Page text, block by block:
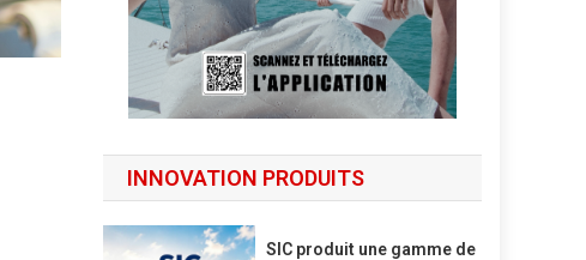
INNOVATION PRODUITS
SIC produit une gamme de